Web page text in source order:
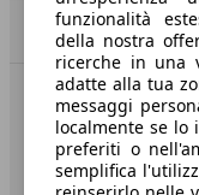
Benvenuti su
Società
funzionalità
della nostra
ricerche in una
adatte alla tua
messaggi
localmente se lo
preferiti o
semplifica